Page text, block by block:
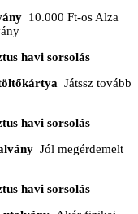
10.000 Ft-os Alza
havi sorsolás
Játssz tovább
havi sorsolás
Jól megérdemelt
havi sorsolás